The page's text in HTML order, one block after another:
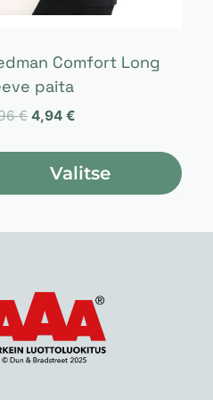
Comfort Long
paita
€ Alkuperäinen
10,96 €.
4,94€
4,94 €.
Valitse